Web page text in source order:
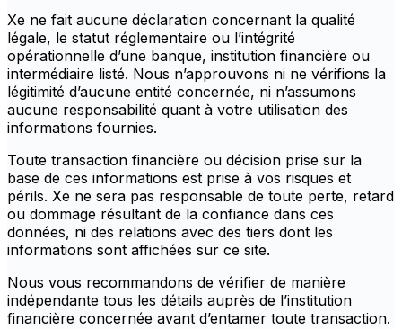
Xe ne fait aucune déclaration concernant la qualité
légale, le statut réglementaire ou l’intégrité
opérationnelle d’une banque, institution financière ou
intermédiaire listé. Nous n’approuvons ni ne vérifions la
légitimité d’aucune entité concernée, ni n’assumons
aucune responsabilité quant à votre utilisation des
informations fournies.
Toute transaction financière ou décision prise sur la
base de ces informations est prise à vos risques et
périls. Xe ne sera pas responsable de toute perte, retard
ou dommage résultant de la confiance dans ces
données, ni des relations avec des tiers dont les
informations sont affichées sur ce site.
Nous vous recommandons de vérifier de manière
indépendante tous les détails auprès de l’institution
financière concernée avant d’entamer toute transaction.